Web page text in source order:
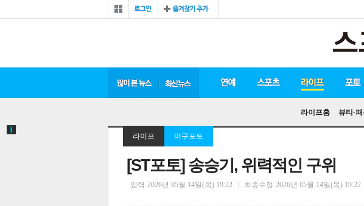
라이프홈 뷰티·
라이프 야구포토
[ST포토] 송승기, 위력적인 구위
입력 2026년 05월 14일(목) 19:22 최종수정 2026년 05월 14일(목) 19:22